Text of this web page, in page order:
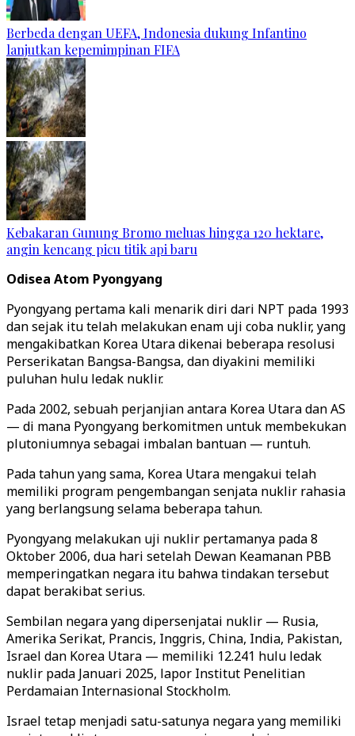
Berbeda dengan UEFA, Indonesia dukung Infantino
lanjutkan kepemimpinan FIFA
Kebakaran Gunung Bromo meluas hingga 120 hektare,
angin kencang picu titik api baru
Odisea Atom Pyongyang
Pyongyang pertama kali menarik diri dari NPT pada 1993
dan sejak itu telah melakukan enam uji coba nuklir, yang
mengakibatkan Korea Utara dikenai beberapa resolusi
Perserikatan Bangsa-Bangsa, dan diyakini memiliki
puluhan hulu ledak nuklir.
Pada 2002, sebuah perjanjian antara Korea Utara dan AS
— di mana Pyongyang berkomitmen untuk membekukan
plutoniumnya sebagai imbalan bantuan — runtuh.
Pada tahun yang sama, Korea Utara mengakui telah
memiliki program pengembangan senjata nuklir rahasia
yang berlangsung selama beberapa tahun.
Pyongyang melakukan uji nuklir pertamanya pada 8
Oktober 2006, dua hari setelah Dewan Keamanan PBB
memperingatkan negara itu bahwa tindakan tersebut
dapat berakibat serius.
Sembilan negara yang dipersenjatai nuklir — Rusia,
Amerika Serikat, Prancis, Inggris, China, India, Pakistan,
Israel dan Korea Utara — memiliki 12.241 hulu ledak
nuklir pada Januari 2025, lapor Institut Penelitian
Perdamaian Internasional Stockholm.
Israel tetap menjadi satu-satunya negara yang memiliki